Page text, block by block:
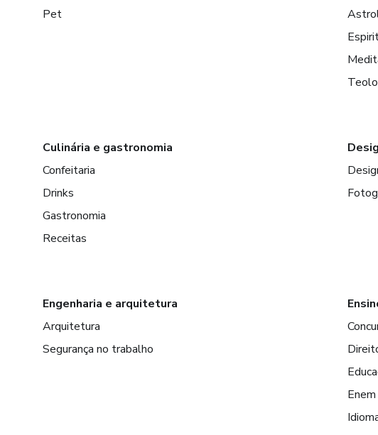
Pet
Culinária e gastronomia
Confeitaria
Drinks
Gastronomia
Receitas
Engenharia e arquitetura
Arquitetura
Segurança no trabalho
Enem